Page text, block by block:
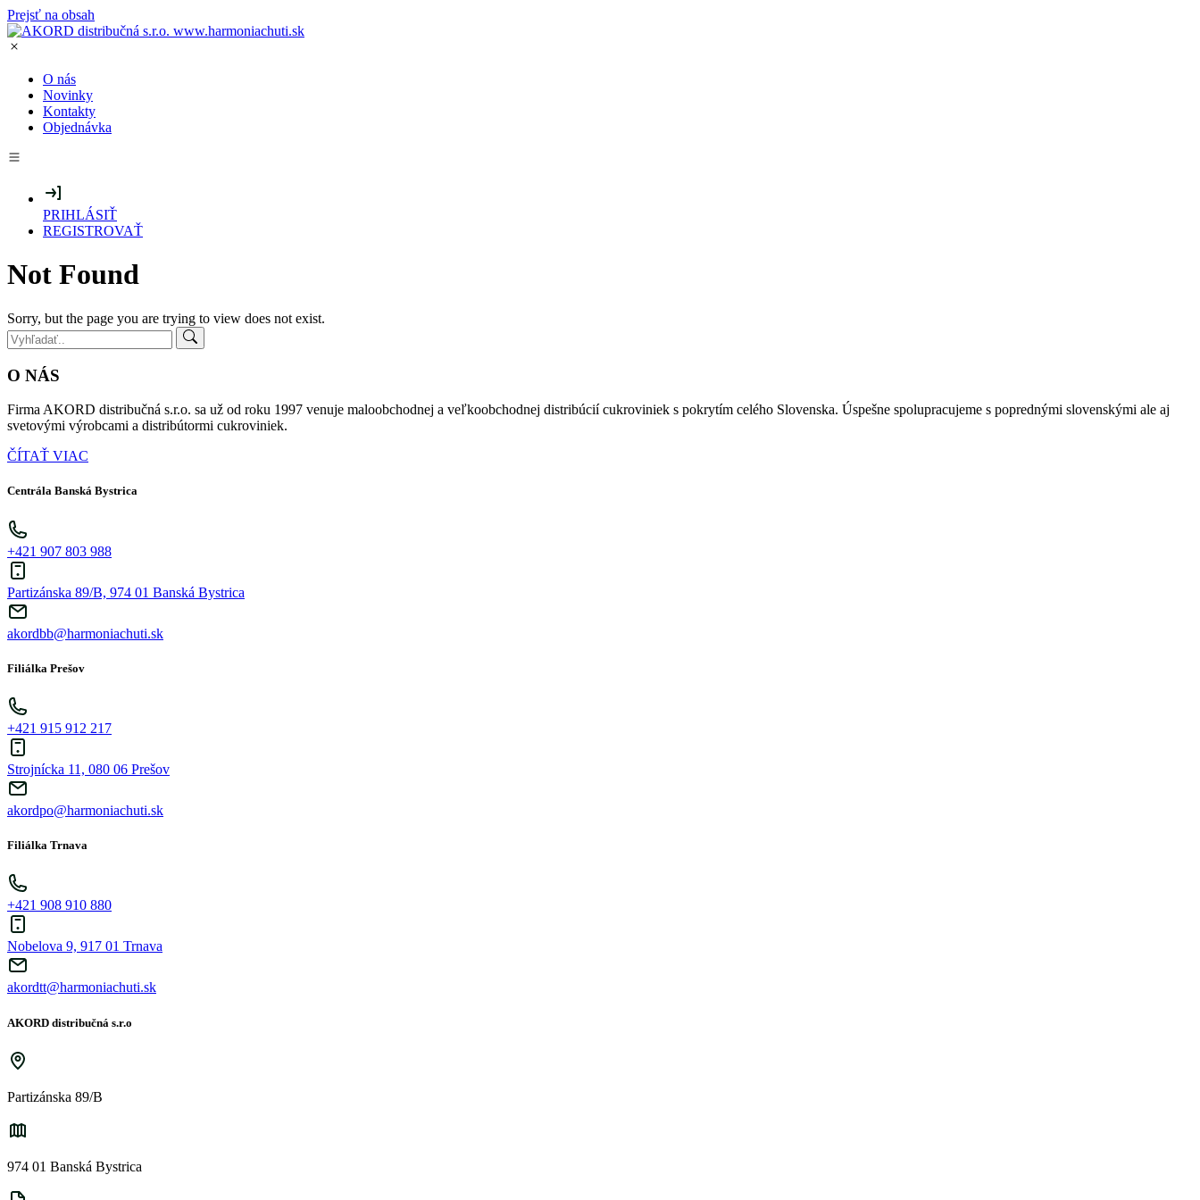
Prejsť na obsah
O nás
Novinky
Kontakty
Objednávka
PRIHLÁSIŤ
REGISTROVAŤ
Not Found
Sorry, but the page you are trying to view does not exist.
Search:
O NÁS
Firma AKORD distribučná s.r.o. sa už od roku 1997 venuje maloobchodnej a veľkoobchodnej distribúcií cukroviniek s pokrytím celého Slovenska. Úspešne spolupracujeme s poprednými slovenskými ale aj
svetovými výrobcami a distribútormi cukroviniek.
ČÍTAŤ VIAC
Centrála Banská Bystrica
+421 907 803 988
Partizánska 89/B, 974 01 Banská Bystrica
akordbb@harmoniachuti.sk
Filiálka Prešov
+421 915 912 217
Strojnícka 11, 080 06 Prešov
akordpo@harmoniachuti.sk
Filiálka Trnava
+421 908 910 880
Nobelova 9, 917 01 Trnava
akordtt@harmoniachuti.sk
AKORD distribučná s.r.o
Partizánska 89/B
974 01 Banská Bystrica